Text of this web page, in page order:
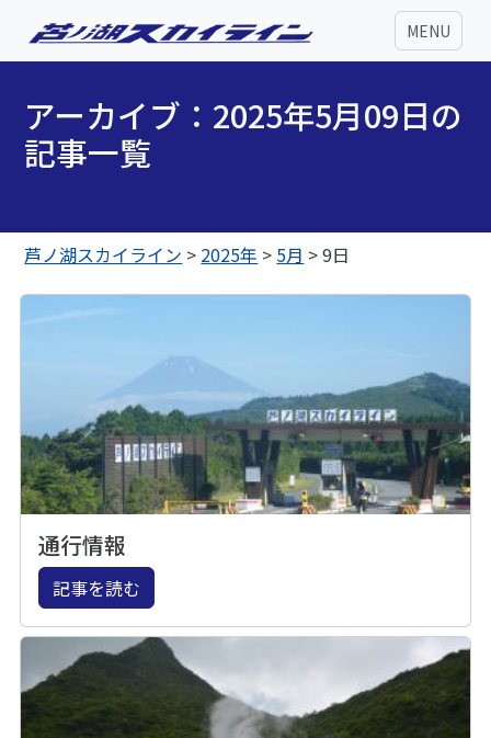
MENU
アーカイブ：2025年5月09日の
記事一覧
芦ノ湖スカイライン > 2025年 > 5月 >9日
通行情報
記事を読む